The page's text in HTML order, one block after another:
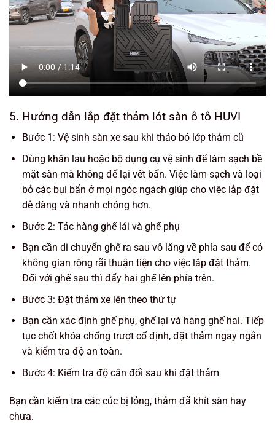
5. Hướng dẫn lắp đặt thảm lót sàn ô tô HUVI
Bước 1: Vệ sinh sàn xe sau khi tháo bỏ lớp thảm cũ
Dùng khăn lau hoặc bộ dụng cụ vệ sinh để làm sạch bề
mặt sàn mà không để lại vết bẩn. Việc làm sạch và loại
bỏ các bụi bẩn ở mọi ngóc ngách giúp cho việc lắp đặt
dễ dàng và nhanh chóng hơn.
Bước 2: Tác hàng ghế lái và ghế phụ
Bạn cần di chuyển ghế ra sau vô lăng về phía sau để có
không gian rộng rãi thuận tiện cho việc lắp đặt thảm.
Đối với ghế sau thì đẩy hai ghế lên phía trên.
Bước 3: Đặt thảm xe lên theo thứ tự
Bạn cần xác định ghế phụ, ghế lại và hàng ghế hai. Tiếp
tục chốt khóa chống trượt cố định, đặt thảm ngay ngắn
và kiểm tra độ an toàn.
Bước 4: Kiểm tra độ cân đối sau khi đặt thảm
Bạn cần kiểm tra các cúc bị lỏng, thảm đã khít sàn hay
chưa.